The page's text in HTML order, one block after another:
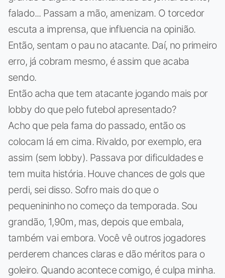
falado... Passam a mão, amenizam. O torcedor
escuta a imprensa, que influencia na opinião.
Então, sentam o pau no atacante. Daí, no primeiro
erro, já cobram mesmo, é assim que acaba
sendo.
Então acha que tem atacante jogando mais por
lobby do que pelo futebol apresentado?
Acho que pela fama do passado, então os
colocam lá em cima. Rivaldo, por exemplo, era
assim (sem lobby). Passava por dificuldades e
tem muita história. Houve chances de gols que
perdi, sei disso. Sofro mais do que o
pequenininho no começo da temporada. Sou
grandão, 1,90m, mas, depois que embala,
também vai embora. Você vê outros jogadores
perderem chances claras e dão méritos para o
goleiro. Quando acontece comigo, é culpa minha.